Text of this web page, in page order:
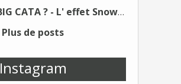
Big data ou BIG CATA ? - L' effet Snowden - Editions Kawa - Un Éditeur différent !
Plus de posts
Instagram